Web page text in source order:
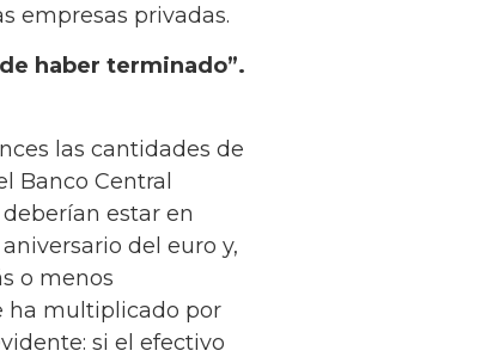
empresas privadas.
haber terminado”.
las cantidades de
Banco Central
estar en
del euro y,
o menos
ha multiplicado por
si el efectivo